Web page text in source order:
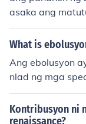
asaka ang
ang pang araro
What is
Ang ebolusyon
nlad ng mga
greresulta sa
gbabago ng
masanay sa
Kontribusyon ni
renaissance?